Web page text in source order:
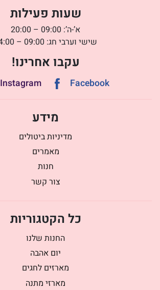
שעות פעילות
א’-ה’: 09:00 – 20:00
שישי וערבי חג: 09:00 – 14:00
עקבו אחרינו!
Facebook
Instagram
מידע
מדיניות ביטולים
מאמרים
חנות
צור קשר
כל הקטגוריות
החנות שלנו
יום אהבה
מארזים לחגים
מארזי מתנה